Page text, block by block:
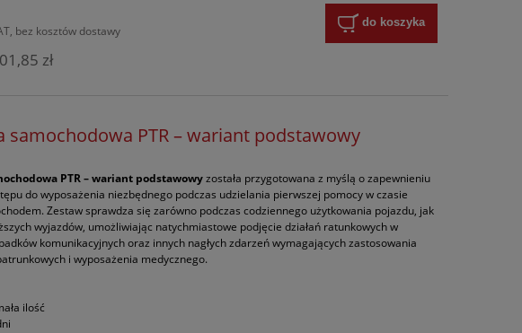
bez kosztów dostawy
zł
do koszyka
samochodowa PTR – wariant podstawowy
PTR – wariant podstawowyzostała przygotowana z myślą o zapewnieniu
do wyposażenia niezbędnego podczas udzielania pierwszej pomocy w czasie
Zestaw sprawdza się zarówno podczas codziennego użytkowania pojazdu, jak
wyjazdów, umożliwiając natychmiastowe podjęcie działań ratunkowych w
komunikacyjnych oraz innych nagłych zdarzeń wymagających zastosowania
i wyposażenia medycznego.
ilość